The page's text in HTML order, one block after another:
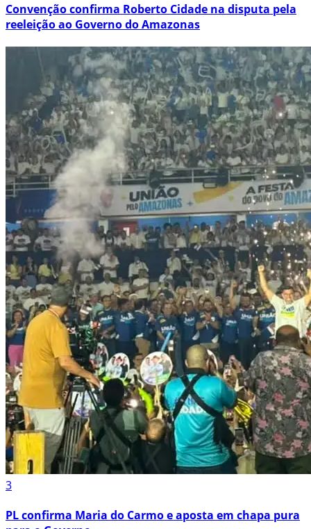
Convenção confirma Roberto Cidade na disputa pela
reeleição ao Governo do Amazonas
3
PL confirma Maria do Carmo e aposta em chapa pura